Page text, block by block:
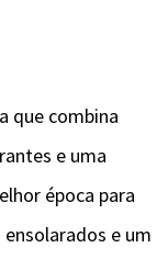
que combina
e uma
época para
e um